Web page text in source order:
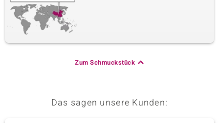
Zum Schmuckstück
Das sagen unsere Kunden: